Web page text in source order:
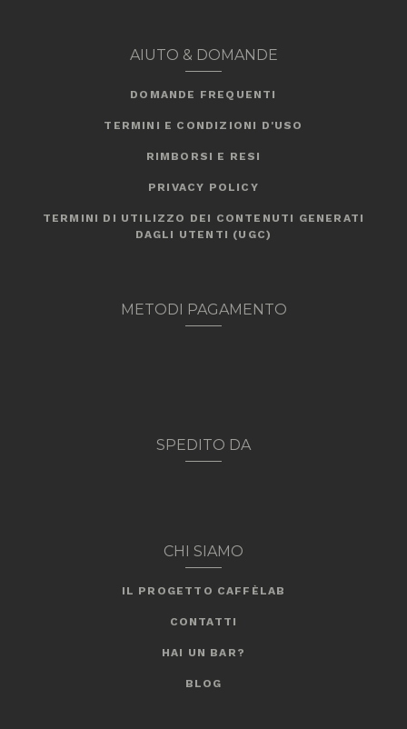
AIUTO & DOMANDE
DOMANDE FREQUENTI
TERMINI E CONDIZIONI D'USO
RIMBORSI E RESI
PRIVACY POLICY
TERMINI DI UTILIZZO DEI CONTENUTI GENERATI
DAGLI UTENTI (UGC)
METODI PAGAMENTO
SPEDITO DA
CHI SIAMO
IL PROGETTO CAFFÈLAB
CONTATTI
HAI UN BAR?
BLOG